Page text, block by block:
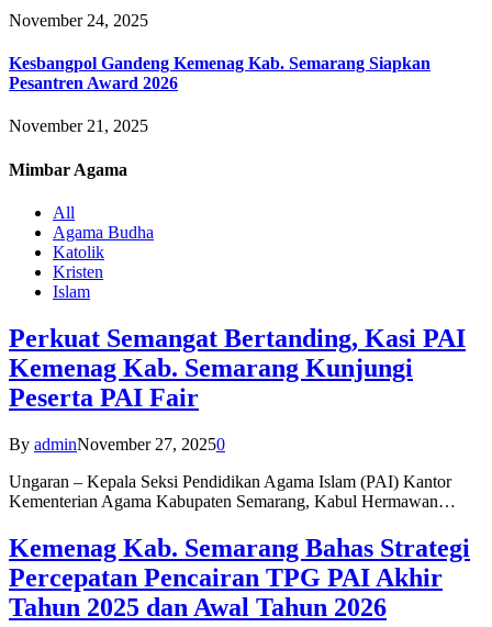
November 24, 2025
Kesbangpol Gandeng Kemenag Kab. Semarang Siapkan
Pesantren Award 2026
November 21, 2025
Mimbar Agama
All
Agama Budha
Katolik
Kristen
Islam
Perkuat Semangat Bertanding, Kasi PAI
Kemenag Kab. Semarang Kunjungi
Peserta PAI Fair
By adminNovember 27, 20250
Ungaran – Kepala Seksi Pendidikan Agama Islam (PAI) Kantor
Kementerian Agama Kabupaten Semarang, Kabul Hermawan…
Kemenag Kab. Semarang Bahas Strategi
Percepatan Pencairan TPG PAI Akhir
Tahun 2025 dan Awal Tahun 2026